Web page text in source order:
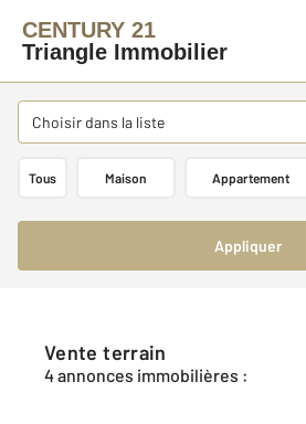
CENTURY 21
Triangle Immobilier
Choisir dans la liste
Tous Maison Appartement
Appliquer
Vente terrain
4 annonces immobilières :